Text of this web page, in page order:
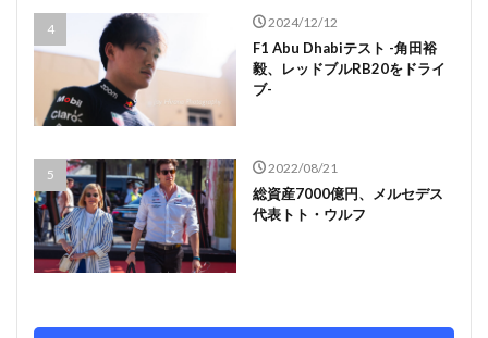
2024/12/12
F1 Abu Dhabiテスト -角田裕
毅、レッドブルRB20をドライ
ブ-
2022/08/21
総資産7000億円、メルセデス
代表トト・ウルフ